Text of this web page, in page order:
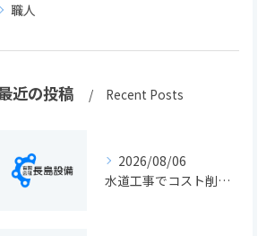
職人
近の投稿 Recent Posts
2026/08/06
水道工事でコスト削減を実現する静岡県静岡市の手続きと費用見直しポイント